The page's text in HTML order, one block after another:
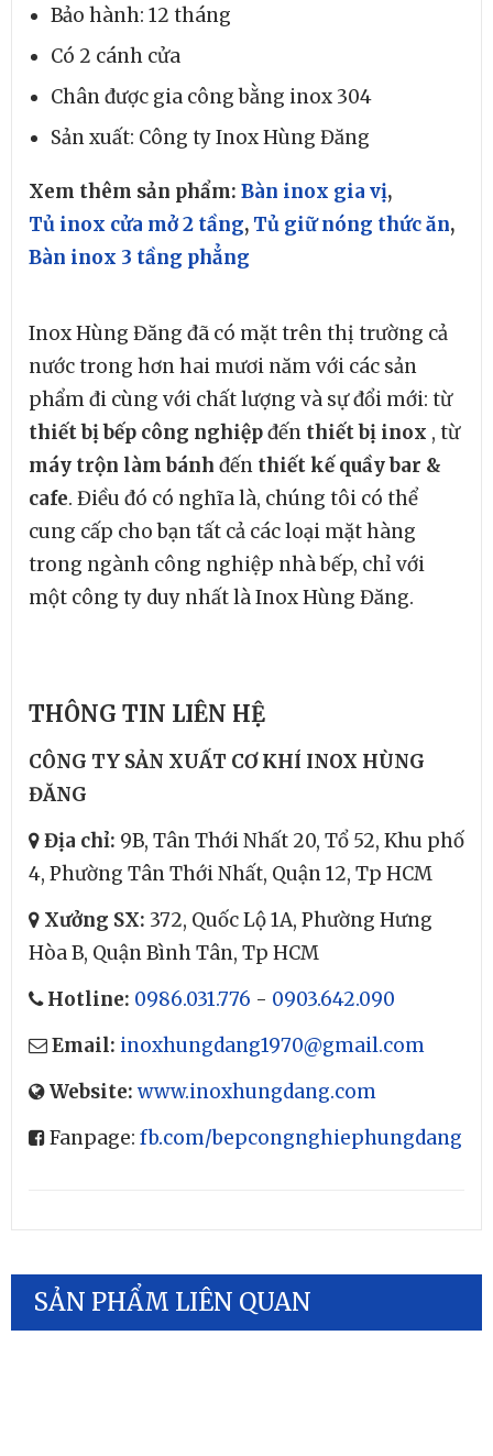
Bảo hành: 12 tháng
Có 2 cánh cửa
Chân được gia công bằng inox 304
Sản xuất: Công ty Inox Hùng Đăng
Xem thêm sản phẩm: Bàn inox gia vị,
Tủ inox cửa mở 2 tầng, Tủ giữ nóng thức ăn,
Bàn inox 3 tầng phẳng
Inox Hùng Đăng đã có mặt trên thị trường cả
nước trong hơn hai mươi năm với các sản
phẩm đi cùng với chất lượng và sự đổi mới: từ
thiết bị bếp công nghiệpđến thiết bị inox , từ
máy trộn làm bánh đến thiết kế quầy bar &
cafe. Điều đó có nghĩa là, chúng tôi có thể
cung cấp cho bạn tất cả các loại mặt hàng
trong ngành công nghiệp nhà bếp, chỉ với
một công ty duy nhất là Inox Hùng Đăng.
THÔNG TIN LIÊN HỆ
CÔNG TY SẢN XUẤT CƠ KHÍ INOX HÙNG
ĐĂNG
Địa chỉ: 9B, Tân Thới Nhất 20, Tổ 52, Khu phố
4, Phường Tân Thới Nhất, Quận 12, Tp HCM
Xưởng SX: 372, Quốc Lộ 1A, Phường Hưng
Hòa B, Quận Bình Tân, Tp HCM
Hotline: 0986.031.776 - 0903.642.090
Email: inoxhungdang1970@gmail.com
Website: www.inoxhungdang.com
Fanpage: fb.com/bepcongnghiephungdang
SẢN PHẨM LIÊN QUAN